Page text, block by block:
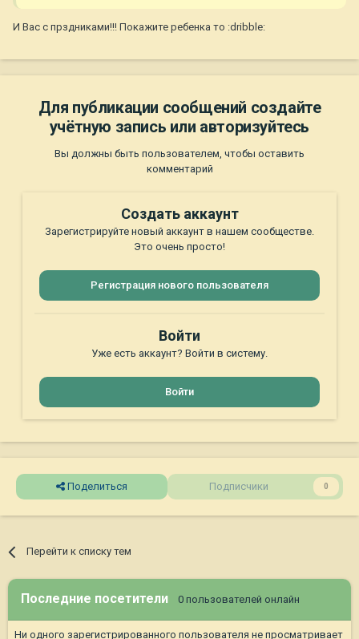
И Вас с прздниками!!! Покажите ребенка то :dribble:
Для публикации сообщений создайте
учётную запись или авторизуйтесь
Вы должны быть пользователем, чтобы оставить
комментарий
Создать аккаунт
Зарегистрируйте новый аккаунт в нашем сообществе.
Это очень просто!
Регистрация нового пользователя
Войти
Уже есть аккаунт? Войти в систему.
Войти
Поделиться Подписчики 0
Перейти к списку тем
Последние посетители 0 пользователей онлайн
Ни одного зарегистрированного пользователя не просматривает